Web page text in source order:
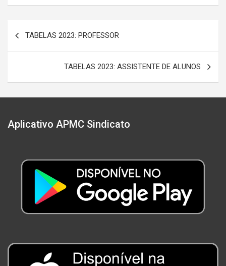
TABELAS 2023: PROFESSOR
TABELAS 2023: ASSISTENTE DE ALUNOS
Aplicativo APMC Sindicato